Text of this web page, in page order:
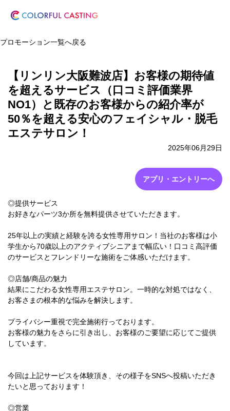
プロモーション一覧へ戻る
【リンリン大阪難波店】お客様の期待値
を超えるサービス（口コミ評価業界
NO1）と既存のお客様からの紹介率が
50％を超える安心のフェイシャル・脱毛
エステサロン！
2025年06月29日
アプリ・エントリーへ
◎提供サービス
お好きなパーツ3か所を無料提供させていただきます。
25年以上の実績と経験を誇る女性専用サロン！当社のお客様は小
学生から70歳以上のアクティブシニアまで幅広い！口コミ高評価
のサービスとフレンドリーな施術をご体感いただけます。
◎店舗/商品の魅力
結果にこだわる女性専用エステサロン。一時的な対処ではなく、
お客さまの根本的な悩みを解決します。
プライバシー重視で完全施術行っております。
お客様の魅力をさらに引き出し、お客様のご要望に応じてご提供
しています。
今回は上記サービスを体験頂き、その様子をSNSへ投稿いただき
たいと思っております！
◎営業